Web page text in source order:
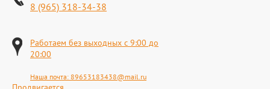
8 (965) 318-34-38
Работаем без выходных с 9:00 до
20:00
Наша почта: 89653183438@mail.ru